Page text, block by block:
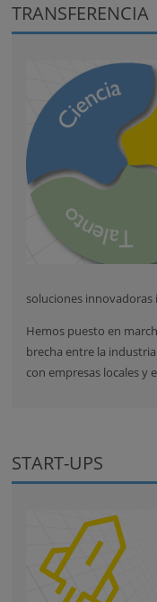
TRANSFERENCIA
soluciones innovadoras
Hemos puesto en
brecha entre la
con empresas locales y
START-UPS